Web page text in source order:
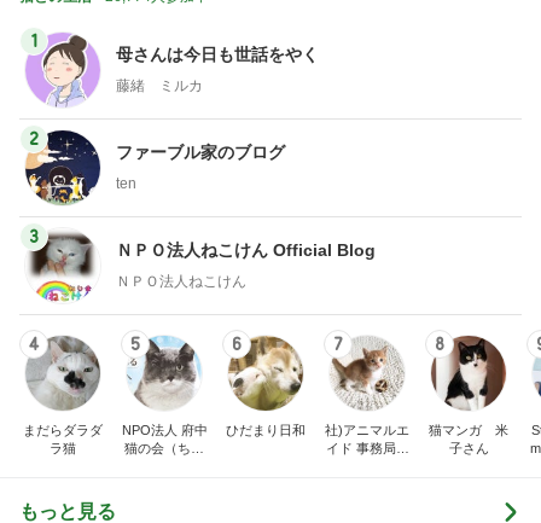
1
母さんは今日も世話をやく
藤緒 ミルカ
2
ファーブル家のブログ
ten
3
ＮＰＯ法人ねこけん Official Blog
ＮＰＯ法人ねこけん
4
まだらダラダ
ラ猫
5
NPO法人 府中
猫の会（ちゅ
6
ひだまり日和
7
社)アニマルエ
イド 事務局＆
8
猫マンガ 米
子さん
もっと見る